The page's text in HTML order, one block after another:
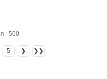
500
5 ❯ ❯❯